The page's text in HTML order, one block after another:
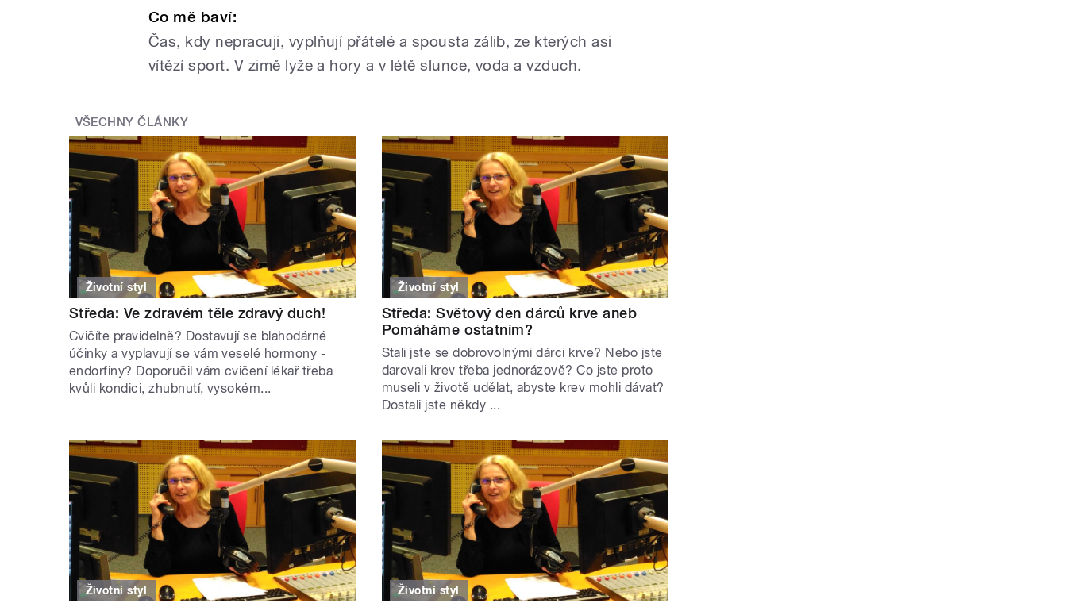
Co mě baví:
Čas, kdy nepracuji, vyplňují přátelé a spousta zálib, ze kterých asi
vítězí sport. V zimě lyže a hory a v létě slunce, voda a vzduch.
VŠECHNY ČLÁNKY
Životní styl
Středa: Ve zdravém těle zdravý duch!
Cvičíte pravidelně? Dostavují se blahodárné
účinky a vyplavují se vám veselé hormony -
endorfiny? Doporučil vám cvičení lékař třeba
kvůli kondici, zhubnutí, vysokém...
Životní styl
Středa: Světový den dárců krve aneb
Pomáháme ostatním?
Stali jste se dobrovolnými dárci krve? Nebo jste
darovali krev třeba jednorázově? Co jste proto
museli v životě udělat, abyste krev mohli dávat?
Dostali jste někdy ...
Životní styl Životní styl